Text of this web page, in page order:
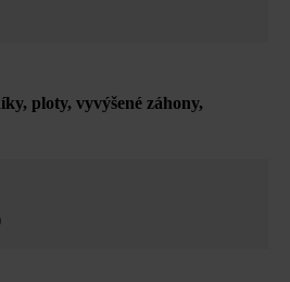
, ploty, vyvýšené záhony,